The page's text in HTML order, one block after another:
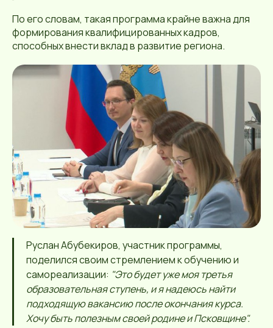
По его словам, такая программа крайне важна для
формирования квалифицированных кадров,
способных внести вклад в развитие региона.
Руслан Абубекиров, участник программы,
поделился своим стремлением к обучению и
самореализации: "Это будет уже моя третья
образовательная ступень, и я надеюсь найти
подходящую вакансию после окончания курса.
Хочу быть полезным своей родине и Псковщине".